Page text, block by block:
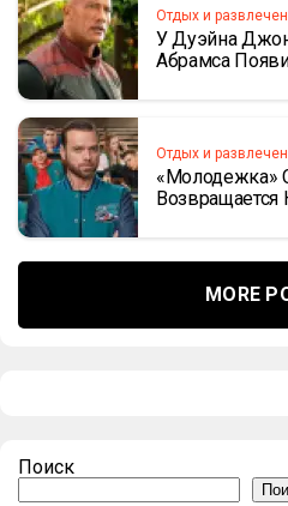
Отдых и
У Дуэйна
Абрамса
Отдых и
«Молодежка»
Возвращается
MORE
Поиск